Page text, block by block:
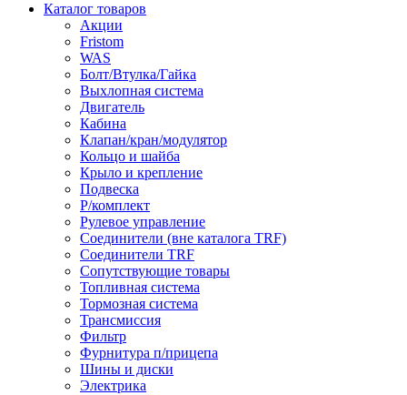
Каталог товаров
Акции
Fristom
WAS
Болт/Втулка/Гайка
Выхлопная система
Двигатель
Кабина
Клапан/кран/модулятор
Кольцо и шайба
Крыло и крепление
Подвеска
Р/комплект
Рулевое управление
Соединители (вне каталога TRF)
Соединители TRF
Сопутствующие товары
Топливная система
Тормозная система
Трансмиссия
Фильтр
Фурнитура п/прицепа
Шины и диски
Электрика